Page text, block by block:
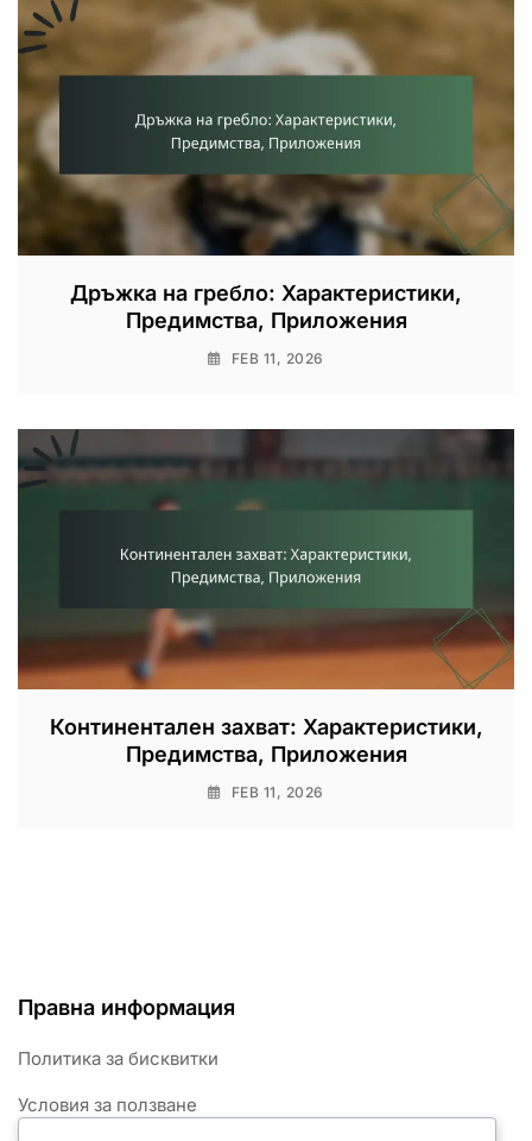
Дръжка на гребло: Характеристики,
Предимства, Приложения
FEB 11, 2026
Континентален захват: Характеристики,
Предимства, Приложения
FEB 11, 2026
Правна информация
Политика за бисквитки
Условия за ползване